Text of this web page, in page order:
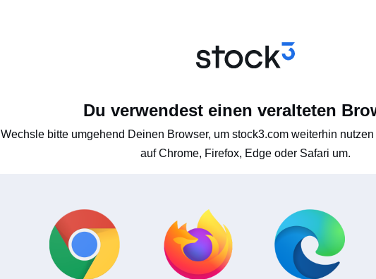
Du verwendest einen veralteten
Wechsle bitte umgehend Deinen Browser, um stock3.com weiterhin
auf Chrome, Firefox, Edge oder Safari um.